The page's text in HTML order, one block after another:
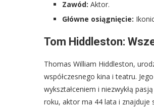
Zawód: Aktor.
Główne osiągnięcie:
Tom Hiddleston:
Thomas William Hiddleston,
współczesnego kina i teatru.
wykształceniem i niezwykłą
roku, aktor ma 44 lata i znajduje